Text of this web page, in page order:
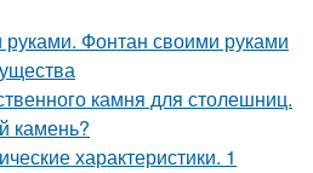
Фонтан своими руками
камня для столешниц.
камень?
характеристики. 1